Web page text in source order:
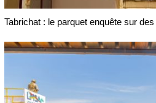
Tabrichat : le parquet enquête sur